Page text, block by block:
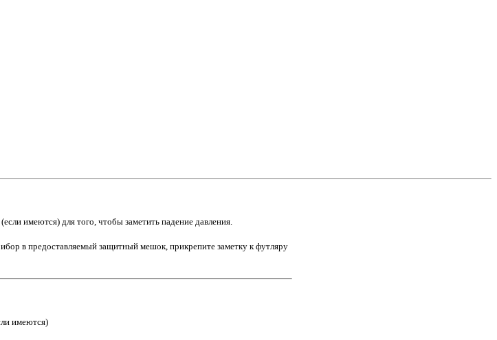
имеются) для того, чтобы заметить падение давления.
в предоставляемый защитный мешок, прикрепите заметку к футляру
имеются)